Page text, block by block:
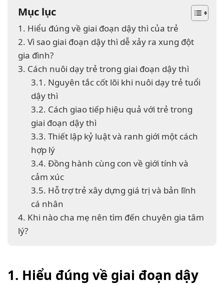
Mục lục
1. Hiểu đúng về giai đoạn dậy thì của trẻ
2. Vì sao giai đoạn dậy thì dễ xảy ra xung đột
gia đình?
3. Cách nuôi dạy trẻ trong giai đoạn dậy thì
3.1. Nguyên tắc cốt lõi khi nuôi dạy trẻ tuổi
dậy thì
3.2. Cách giao tiếp hiệu quả với trẻ trong
giai đoạn dậy thì
3.3. Thiết lập kỷ luật và ranh giới một cách
hợp lý
3.4. Đồng hành cùng con về giới tính và
cảm xúc
3.5. Hỗ trợ trẻ xây dựng giá trị và bản lĩnh
cá nhân
4. Khi nào cha mẹ nên tìm đến chuyên gia tâm
lý?
1. Hiểu đúng về giai đoạn dậy